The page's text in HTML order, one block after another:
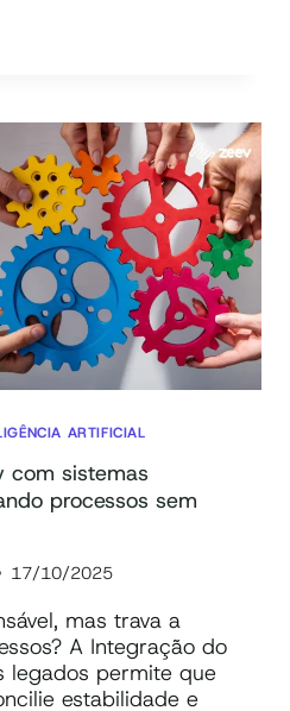
ARTIFICIAL
com sistemas
processos sem
17/10/2025
mas trava a
A Integração do
legados permite que
estabilidade e